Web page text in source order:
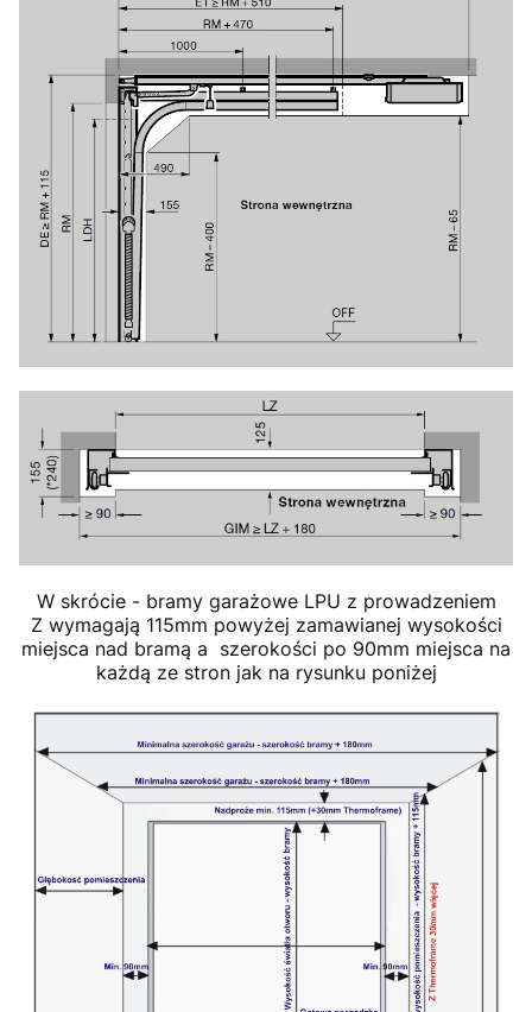
W skrócie - bramy garażowe LPU z prowadzeniem
Z wymagają 115mm powyżej zamawianej wysokości
miejsca nad bramą a szerokości po 90mm miejsca na
każdą ze stron jak na rysunku poniżej